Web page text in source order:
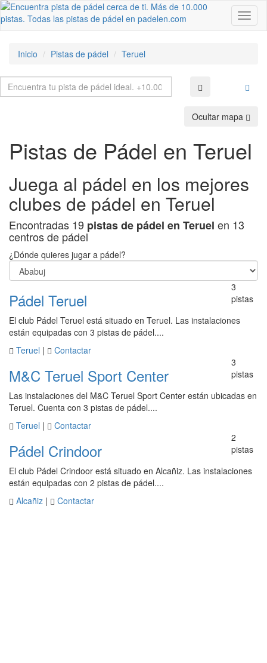
Inicio Pistas de pádel Teruel
Ocultar mapa
Pistas de Pádel en Teruel
Juega al pádel en los mejores
clubes de pádel en Teruel
Encontradas 19 pistas de pádel en Teruel en 13
centros de pádel
¿Dónde quieres jugar a pádel?
Pádel Teruel
3
pistas
El club Pádel Teruel está situado en Teruel. Las instalaciones
están equipadas con 3 pistas de pádel....
Teruel | Contactar
M&C Teruel Sport Center
3
pistas
Las instalaciones del M&C Teruel Sport Center están ubicadas en
Teruel. Cuenta con 3 pistas de pádel....
Teruel | Contactar
Pádel Crindoor
2
pistas
El club Pádel Crindoor está situado en Alcañiz. Las instalaciones
están equipadas con 2 pistas de pádel....
Alcañiz | Contactar